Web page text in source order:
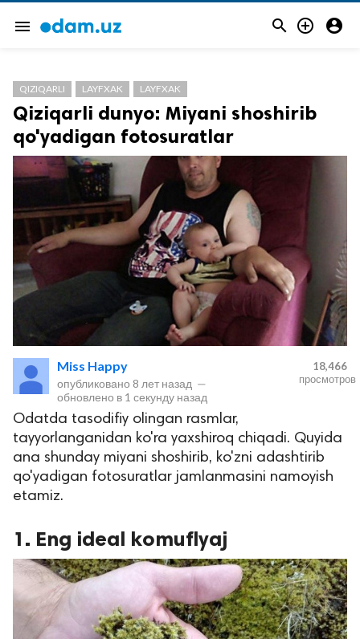
menu   
защищены.
QIZIQARLI LAYFXAK LAYFXAK
Qiziqarli dunyo: Miyani shoshirib
qo'yadigan fotosuratlar
Miss Happy
опубликовано 8 лет назад —
обновлено в 1 секунду назад
18,466
просмотров
Odatda tasodifiy olingan rasmlar,
tayyorlanganidan ko'ra yaxshiroq chiqadi. Quyida
ana shunday miyani shoshirib, ko'zni adashtirib
qo'yadigan fotosuratlar jamlanmasini namoyish
etamiz.
1. Eng ideal komuflyaj